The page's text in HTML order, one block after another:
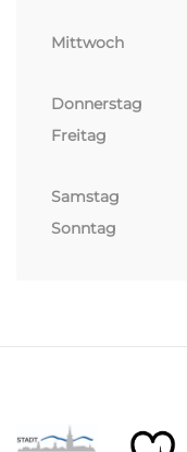
Mittwoch
Donnerstag
Freitag
Samstag
Sonntag